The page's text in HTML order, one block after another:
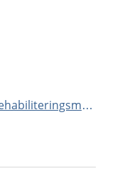
https://vard.regionstockholm.se/rehabiliteringsmottagningar/